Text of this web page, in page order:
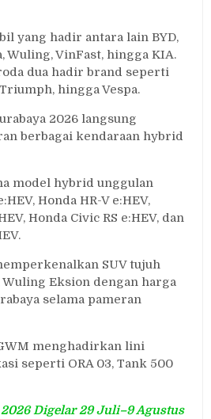
yang hadir antara lain BYD,
Wuling, VinFast, hingga KIA.
dua hadir brand seperti
hingga Vespa.
2026 langsung
berbagai kendaraan hybrid
model hybrid unggulan
Honda HR-V e:HEV,
Honda Civic RS e:HEV, dan
SUV tujuh
Eksion dengan harga
selama pameran
menghadirkan lini
seperti ORA 03, Tank 500
Digelar 29 Juli–9 Agustus